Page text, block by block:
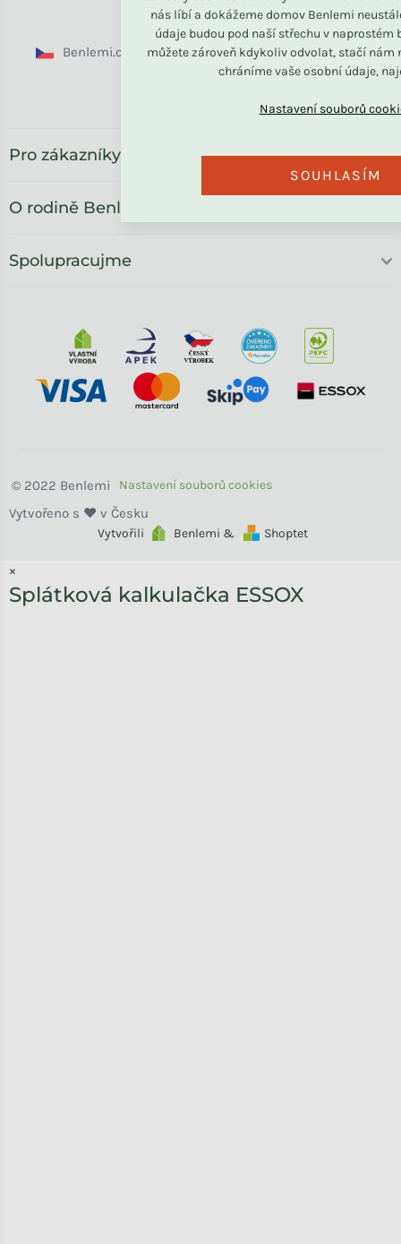
nás líbí a dokážeme domov Benlemi
údaje budou pod naší střechu v naprostém
můžete zároveň kdykoliv odvolat, stačí nám
chráníme vaše osobní údaje,
SOUHLASÍM
Benlemi.cz Benlemi.sk Benlemi.com
Pro zákazníky
O rodině Benlemi
Spolupracujme
Vytvořili Benlemi & Shoptet
Benlemi
×
Splátková kalkulačka ESSOX